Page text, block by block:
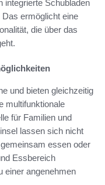
integrierte Schubladen
ermöglicht eine
die über das
und bieten gleichzeitig
multifunktionale
für Familien und
lassen sich nicht
essen oder
Essbereich
einer angenehmen